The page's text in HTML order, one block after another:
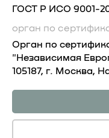
ГОCT P ИCO 9001-
орган по
Орган по
"Независимая
105187, г. Москва,